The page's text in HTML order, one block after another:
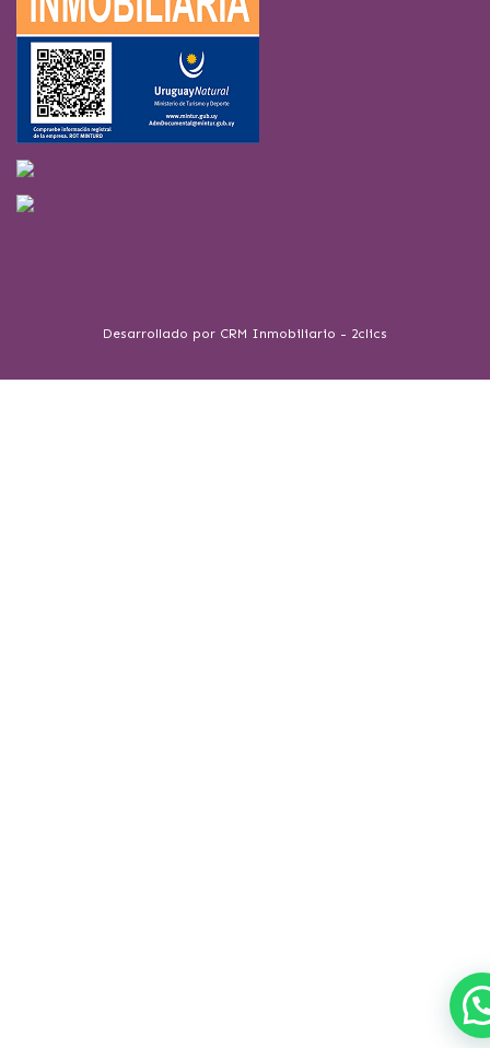
Desarrollado por CRM Inmobiliario - 2clics